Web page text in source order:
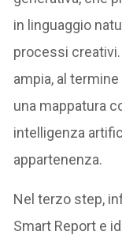
in linguaggio
processi
ampia, al
una mappatura
intelligenza
appartenenza.
Nel terzo step,
Smart Report e